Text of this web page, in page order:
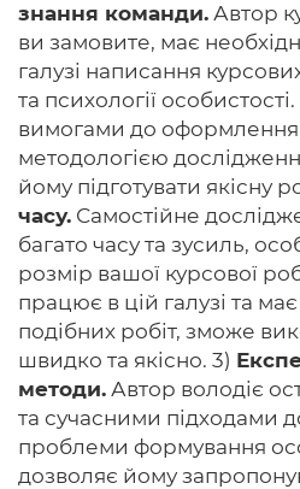
знання команди. Автор
ви замовите, має
галузі написання
та психології
вимогами до
методологією
йому підготувати якісну
часу. Самостійне
багато часу та зусиль,
розмір вашої курсової
працює в цій галузі та
подібних робіт, зможе
швидко та якісно. 3)
методи. Автор володіє
та сучасними підходами
проблеми формування
дозволяє йому